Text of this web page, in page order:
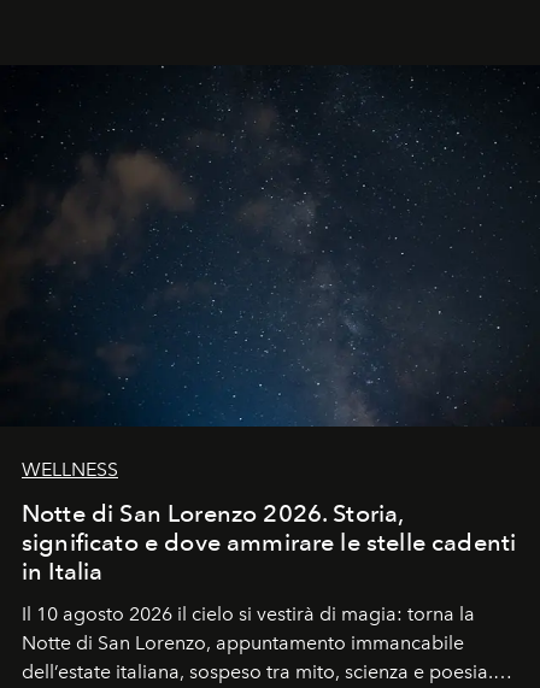
WELLNESS
Notte di San Lorenzo 2026. Storia,
significato e dove ammirare le stelle cadenti
in Italia
Il 10 agosto 2026 il cielo si vestirà di magia: torna la
Notte di San Lorenzo, appuntamento immancabile
dell’estate italiana, sospeso tra mito, scienza e poesia.